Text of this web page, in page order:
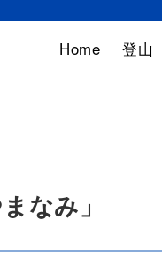
Home 登山
なみ」